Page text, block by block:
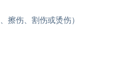
擦伤、割伤或烫伤）